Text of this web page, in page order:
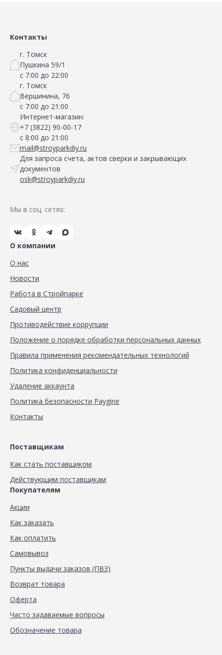
Контакты
г. Томск
Пушкина 59/1
с 7:00 до 22:00
г. Томск
Вершинина, 76
с 7:00 до 21:00
Интернет-магазин:
+7 (3822) 90-00-17
с 8:00 до 21:00
mail@stroyparkdiy.ru
Для запроса счета, актов сверки и закрывающих
документов
osk@stroyparkdiy.ru
Мы в соц. сетях:
О компании
О нас
Новости
Работа в Стройпарке
Садовый центр
Противодействие коррупции
Положение о порядке обработки персональных данных
Правила применения рекомендательных технологий
Политика конфиденциальности
Удаление аккаунта
Политика безопасности Paygine
Контакты
Поставщикам
Как стать поставщиком
Действующим поставщикам
Покупателям
Акции
Как заказать
Как оплатить
Самовывоз
Пункты выдачи заказов (ПВЗ)
Возврат товара
Оферта
Часто задаваемые вопросы
Обозначение товара